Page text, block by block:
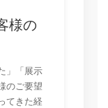
様の
」「展示
のご要望
てきた経